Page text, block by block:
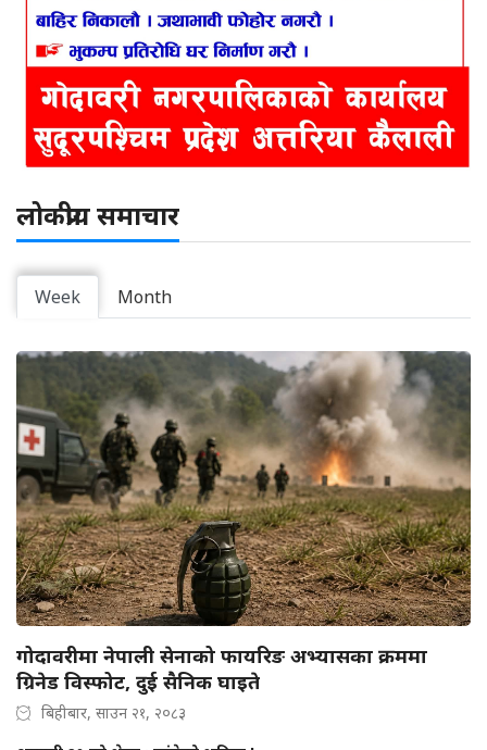
लोकप्रीय समाचार
Week Month
गोदावरीमा नेपाली सेनाको फायरिङ अभ्यासका क्रममा
ग्रिनेड विस्फोट, दुई सैनिक घाइते
बिहीबार, साउन २१, २०८३